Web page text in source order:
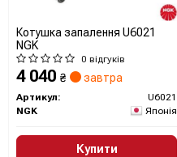
Котушка запалення U6021
NGK
0 відгуків
4 040 ₴ завтра
Артикул:
U6021
NGK
Японія
Купити